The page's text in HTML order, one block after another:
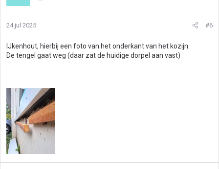
24 jul 2025 #6
IJkenhout, hierbij een foto van het onderkant van het kozijn.
De tengel gaat weg (daar zat de huidige dorpel aan vast)